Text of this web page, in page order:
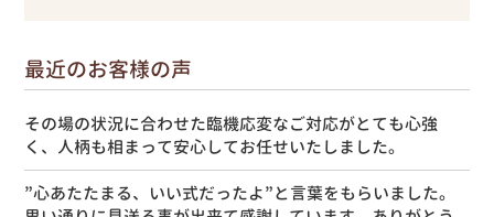
最近のお客様の声
その場の状況に合わせた臨機応変なご対応がとても心強
く、人柄も相まって安心してお任せいたしました。
”心あたたまる、いい式だったよ”と言葉をもらいました。